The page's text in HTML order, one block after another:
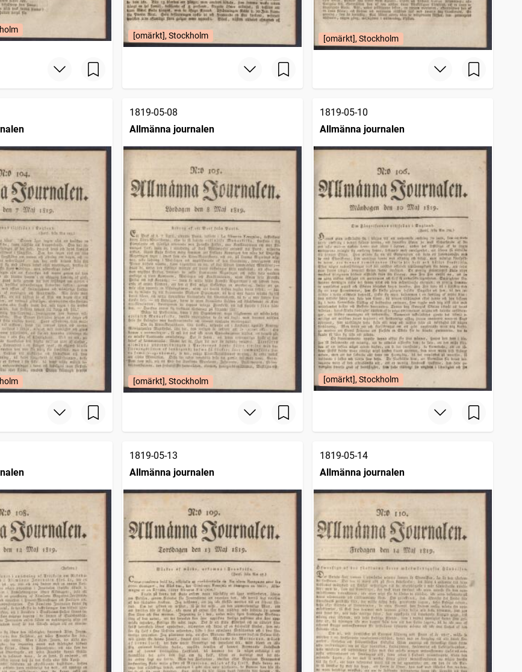
[omärkt], Stockholm [omärkt], Stockholm
1819-05-08
Allmänna journalen
[omärkt], Stockholm
1819-05-10
Allmänna journalen
[omärkt], Stockholm
1819-05-13
Allmänna journalen
1819-05-14
Allmänna journalen